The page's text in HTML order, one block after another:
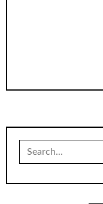
Search